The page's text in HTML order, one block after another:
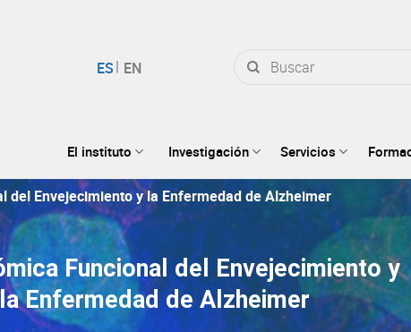
por:
El instituto Investigación Servicios
del Envejecimiento y la Enfermedad de Alzheimer
Funcional del Envejecimiento y
Enfermedad de Alzheimer